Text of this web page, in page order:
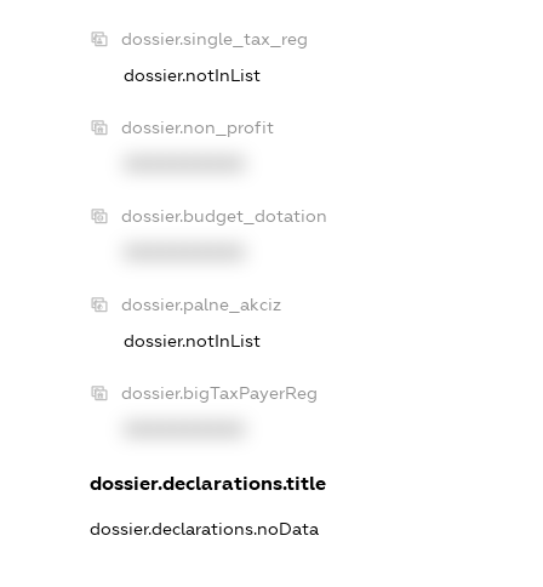
dossier.single_tax_reg
dossier.notInList
dossier.non_profit
dossier.budget_dotation
dossier.palne_akciz
dossier.notInList
dossier.bigTaxPayerReg
dossier.declarations.title
dossier.declarations.noData